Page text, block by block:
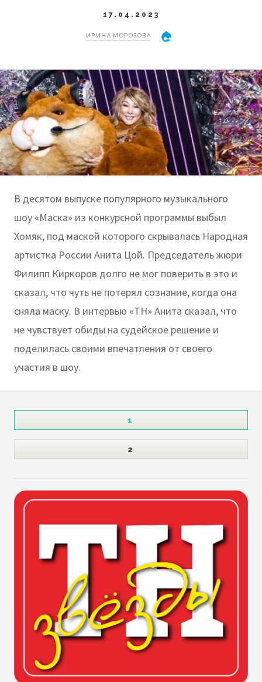
17.04.2023
ИРИНА МОРОЗОВА
В десятом выпуске популярного музыкального
шоу «Маска» из конкурсной программы выбыл
Хомяк, под маской которого скрывалась Народная
артистка России Анита Цой. Председатель жюри
Филипп Киркоров долго не мог поверить в это и
сказал, что чуть не потерял сознание, когда она
сняла маску. В интервью «ТН» Анита сказал, что
не чувствует обиды на судейское решение и
поделилась своими впечатления от своего
участия в шоу.
1
2